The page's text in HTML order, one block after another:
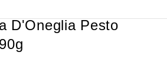
D'Oneglia Pesto